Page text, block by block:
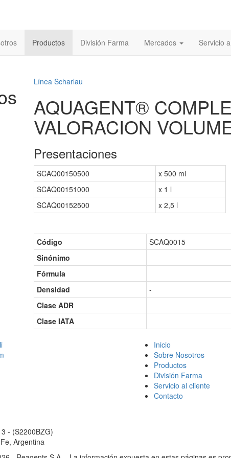
Productos División Farma Mercados Servicio
Línea Scharlau
AQUAGENT®
VALORACION
Presentaciones
SCAQ00150500
x 500 ml
SCAQ00151000
x 1 l
SCAQ00152500
x 2,5 l
Código SCAQ0015
Sinónimo
Fórmula
Densidad
-
Clase ADR
Clase IATA
- (S2200BZG)
Argentina
Inicio
Sobre Nosotros
Productos
División Farma
Servicio al cliente
Contacto